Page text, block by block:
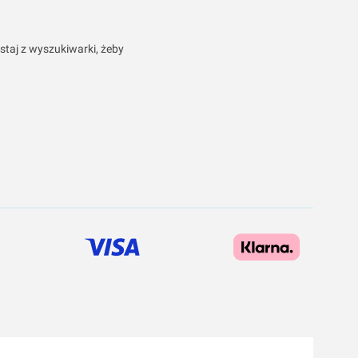
z wyszukiwarki, żeby